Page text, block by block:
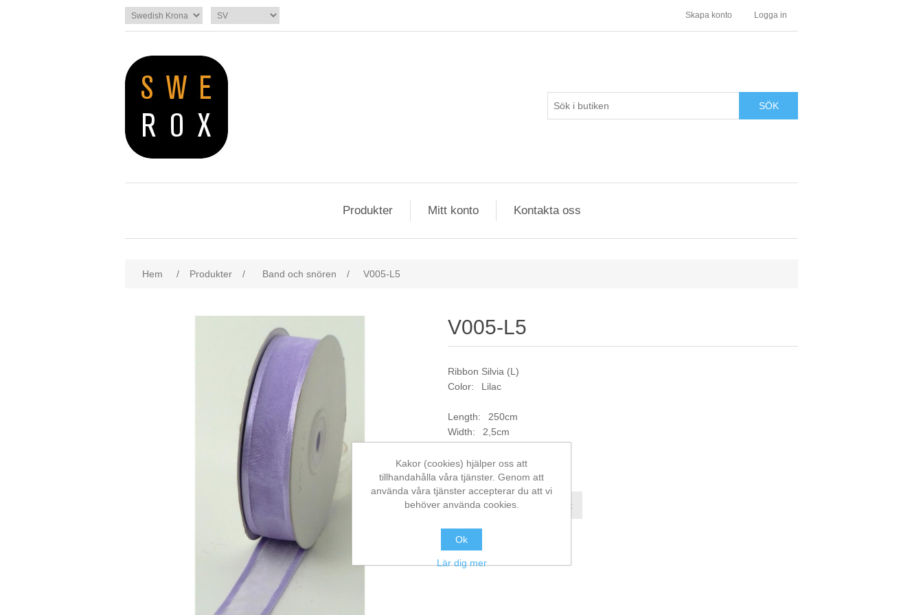
Skapa konto Logga in
SÖK
Produkter Mitt konto Kontakta oss
Hem / Produkter / Band och snören / V005-L5
V005-L5
Ribbon Silvia (L)
Color: Lilac
Length: 250cm
Width: 2,5cm
Artikelnr: V005-L5
Jämför denna produkt
Kakor (cookies) hjälper oss att
tillhandahålla våra tjänster. Genom att
använda våra tjänster accepterar du att vi
behöver använda cookies.
Ok
Lär dig mer